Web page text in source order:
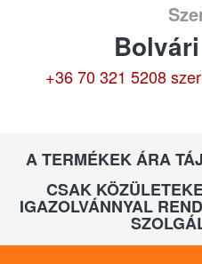
+36 70 321 5208
A TERMÉKEK ÁRA
CSAK
IGAZOLVÁNNYAL